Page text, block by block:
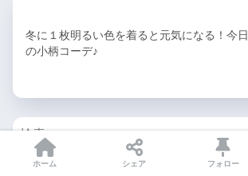
冬に１枚明るい色を着ると元気になる！今日
の小柄コーデ♪
ホーム シェア フォロー